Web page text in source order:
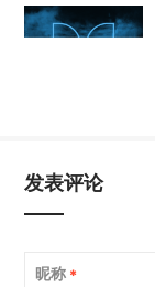
发表评论
昵称 *